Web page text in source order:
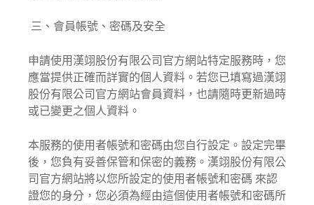
三、會員帳號、密碼及安全
申請使用漢翊股份有限公司官方網站特定服務時，您
應當提供正確而詳實的個人資料。若您已填寫過漢翊
股份有限公司官方網站會員資料，也請隨時更新過時
或已變更之個人資料。
本服務的使用者帳號和密碼由您自行設定。設定完畢
後，您負有妥善保管和保密的義務。漢翊股份有限公
司官方網站將以您所設定的使用者帳號和密碼 來認
證您的身分，您必須為經由這個使用者帳號和密碼所